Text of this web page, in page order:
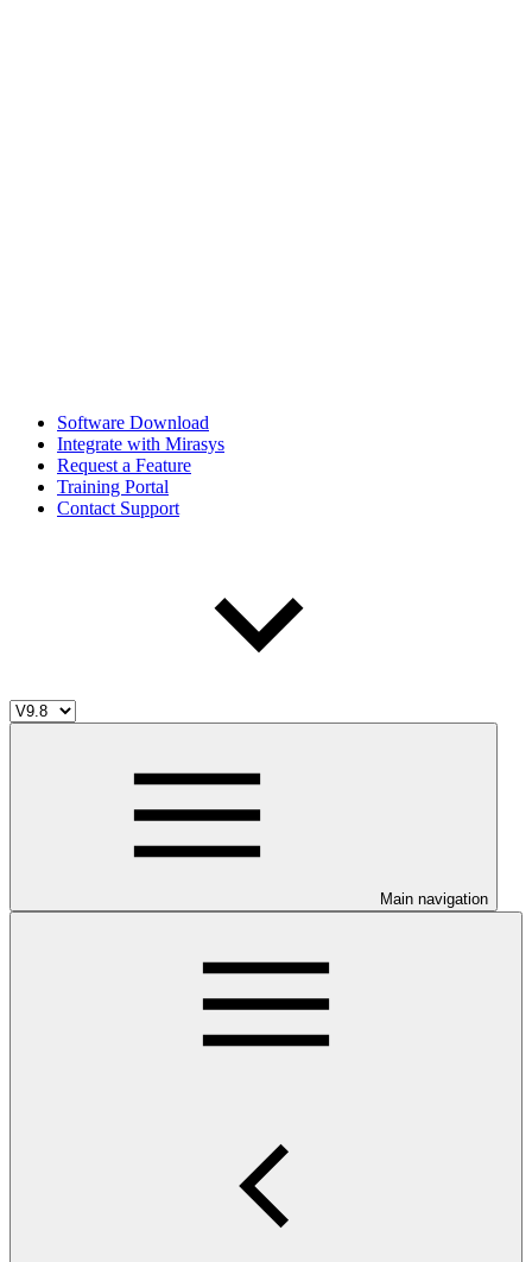
Software Download
Integrate with Mirasys
Request a Feature
Training Portal
Contact Support
Main navigation